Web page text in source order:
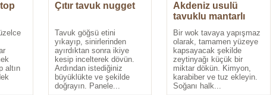
altın
Çıtır tavuk nugget
Tavuk göğsü etini
yıkayıp, sinirlerinden
ayırdıktan sonra ikiye
kesip incelterek dövün.
Ardından istediğiniz
büyüklükte ve şekilde
doğrayın. Panele...
Akdeniz usulü
tavuklu mantarlı
Bir wok tavaya yapışmaz
olarak, tamamen yüzeye
kapsayacak şekilde
zeytinyağı küçük bir
miktar dökün. Kimyon,
karabiber ve tuz ekleyin.
Soğanı halk...